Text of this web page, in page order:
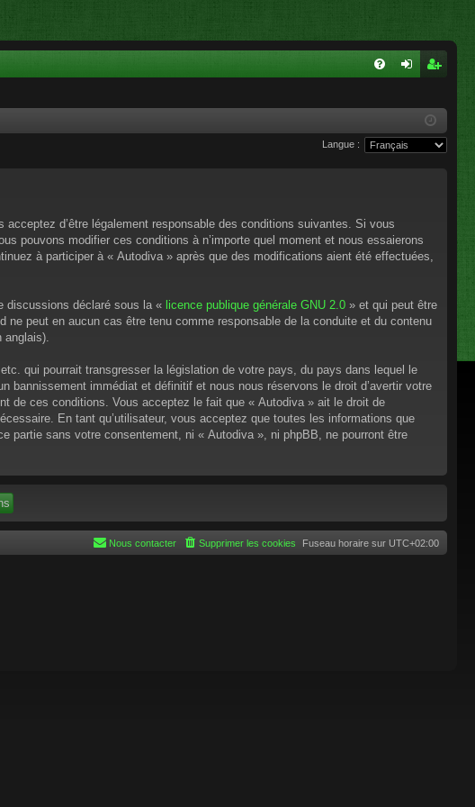
xi
cri
pti
Langue :
d’être légalement responsable des conditions suivantes. Si vous
pouvons modifier ces conditions à n’importe quel moment et nous essaierons
à participer à « Autodiva » après que des modifications aient été effectuées,
discussions déclaré sous la « licence publique générale GNU 2.0 » et qui peut être
peut en aucun cas être tenu comme responsable de la conduite et du contenu
anglais).
qui pourrait transgresser la législation de votre pays, du pays dans lequel le
immédiat et définitif et nous nous réservons le droit d’avertir votre
de ces conditions. Vous acceptez le fait que « Autodiva » ait le droit de
En tant qu’utilisateur, vous acceptez que toutes les informations que
partie sans votre consentement, ni « Autodiva », ni phpBB, ne pourront être
Fuseau horaire sur UTC+02:00
Supprimer les cookies
Nous contacter